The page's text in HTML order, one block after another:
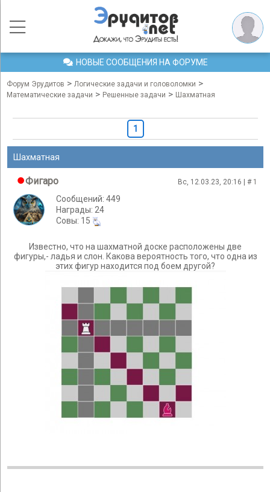
НОВЫЕ СООБЩЕНИЯ НА ФОРУМЕ
Форум Эрудитов > Логические задачи и головоломки >
Математические задачи > Решенные задачи > Шахматная
1
Шахматная
Фигаро Вс, 12.03.23, 20:16 | # 1
Сообщений: 449
Награды: 24
Cовы: 15
Известно, что на шахматной доске расположены две
фигуры,- ладья и слон. Какова вероятность того, что одна из
этих фигур находится под боем другой?